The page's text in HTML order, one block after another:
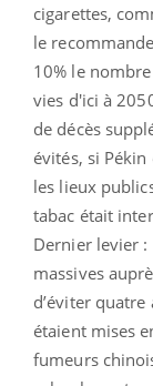
cigarettes,
le
10% le
vies d'ici à
de décès
évités, si
les lieux
tabac était
Dernier levier :
massives
d’éviter
étaient mises
fumeurs